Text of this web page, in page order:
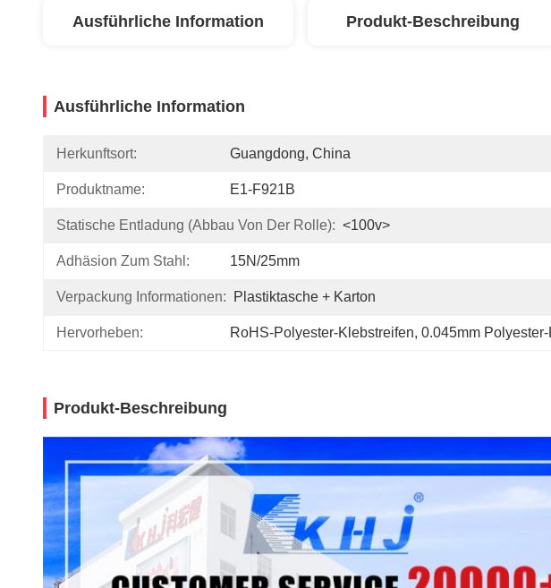
Ausführliche Information Produkt-Beschreibung
Ausführliche Information
Herkunftsort: Guangdong, China
Produktname: E1-F921B
Statische Entladung (Abbau Von Der Rolle): <100v>
Adhäsion Zum Stahl: 15N/25mm
Verpackung Informationen: Plastiktasche + Karton
Hervorheben: RoHS-Polyester-Klebstreifen, 0.045mm
Produkt-Beschreibung